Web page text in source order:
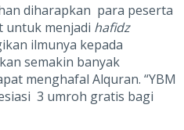
diharapkan para peserta
untuk menjadi hafidz
ilmunya kepada
semakin banyak
menghafal Alquran. “YBM
3 umroh gratis bagi